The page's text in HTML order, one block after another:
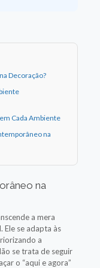
Decoração?
Cada Ambiente
na
na
a mera
Ele se adapta às
a
se trata de seguir
o “aqui e agora”